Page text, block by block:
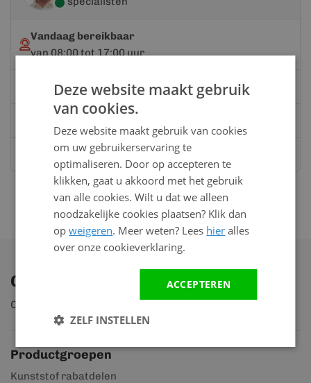
Vandaag bereikbaar
van 08:00 tot 17:00 uur
0528 - 355190
Stuur ons een bericht opWhatsapp
Ontdek ons assortiment
Ontdek ruim 2.000 producten
Productgroepen
Kunststof rabatdelen
Deze website maakt gebruik
van cookies.
Deze website maakt gebruik van cookies
om uw gebruikerservaring te
optimaliseren. Door op accepteren te
klikken, gaat u akkoord met het gebruik
van alle cookies. Wilt u dat we alleen
noodzakelijke cookies plaatsen? Klik dan
opweigeren. Meer weten? Lees hier alles
over onze cookieverklaring.
ACCEPTEREN
ZELF INSTELLEN